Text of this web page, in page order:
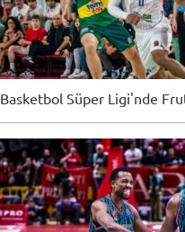
Basketbol Süper Ligi'nde